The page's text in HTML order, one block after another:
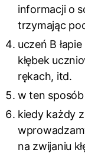
informacji o
trzymając
uczeń B
kłębek
rękach, itd.
w ten
kiedy każdy
na zwijaniu